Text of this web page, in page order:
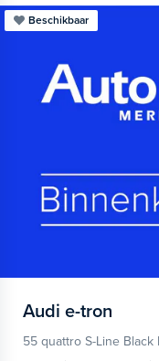
Beschikbaar
Audi e-tron
55 quattro S-Line Black